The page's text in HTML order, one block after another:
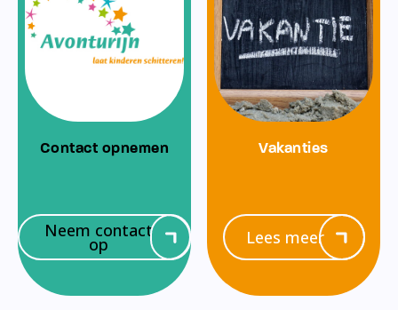
Contact opnemen
Neem contact
op
Vakanties
Lees meer